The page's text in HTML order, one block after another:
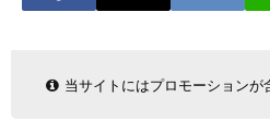
当サイトにはプロモーションが